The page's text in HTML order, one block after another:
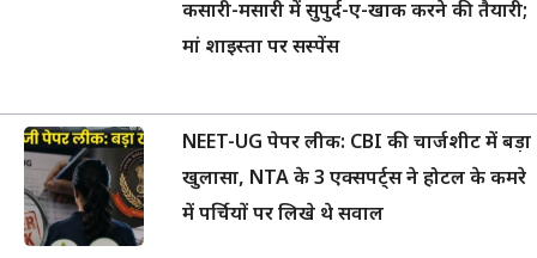
कसारी-मसारी में सुपुर्द-ए-खाक करने की तैयारी;
मां शाइस्ता पर सस्पेंस
NEET-UG पेपर लीक: CBI की चार्जशीट में बड़ा
खुलासा, NTA के 3 एक्सपर्ट्स ने होटल के कमरे
में पर्चियों पर लिखे थे सवाल